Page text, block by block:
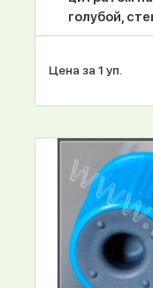
голубой,
Цена за 1 уп.